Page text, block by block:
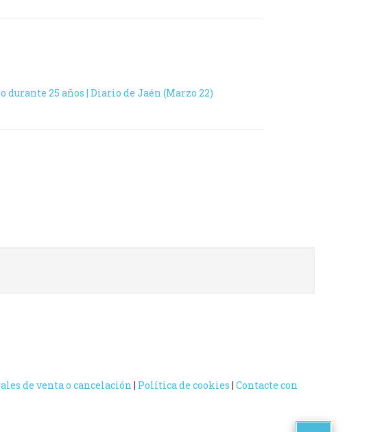
25 años | Diario de Jaén (Marzo 22)
de venta o cancelación | Política de cookies | Contacte con